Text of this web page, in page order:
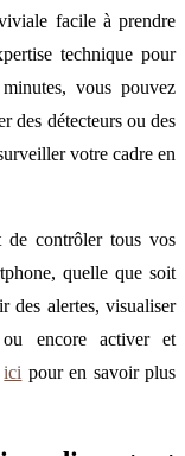
facile à prendre
technique pour
vous pouvez
des détecteurs ou des
votre cadre en
de contrôler tous vos
quelle que soit
des alertes, visualiser
encore activer et
ici pour en savoir plus